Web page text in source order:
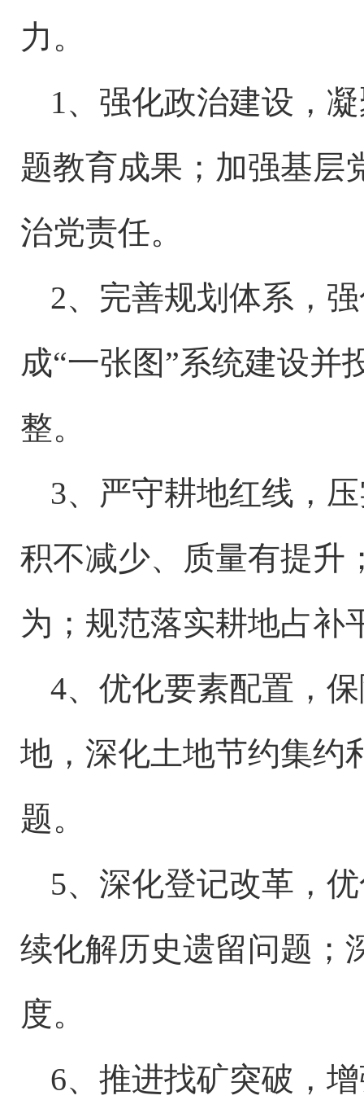
力。
1、强化政治建设，
题教育成果；加强基层
治党责任。
2、完善规划体系，
成“一张图”系统建设并
整。
3、严守耕地红线，
积不减少、质量有提升
为；规范落实耕地占补
4、优化要素配置，
地，深化土地节约集约
题。
5、深化登记改革，
续化解历史遗留问题；
度。
6、推进找矿突破，